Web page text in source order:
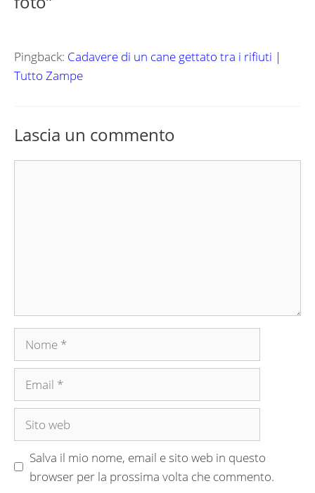
Pingback: Cadavere di un cane gettato tra i rifiuti |
Tutto Zampe
Lascia un commento
Nome
Email
Sito
Salva il mio nome, email e sito web in questo
browser per la prossima volta che commento.